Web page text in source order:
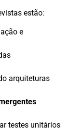
estão:
e
arquiteturas
testes unitários